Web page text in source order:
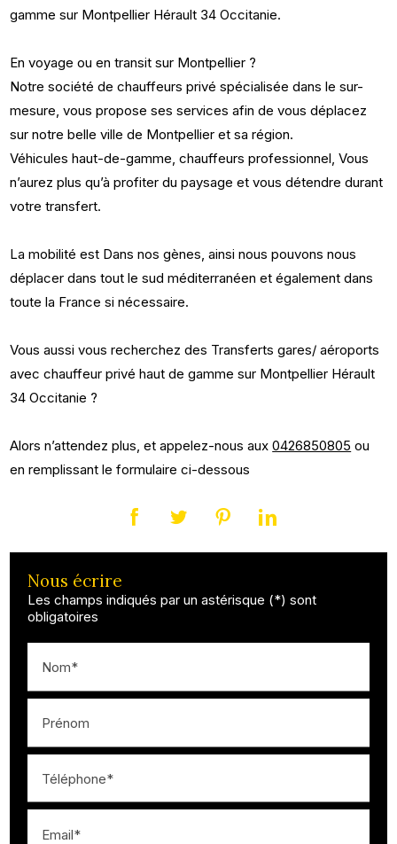
gamme sur Montpellier Hérault 34 Occitanie.
En voyage ou en transit sur Montpellier ?
Notre société de chauffeurs privé spécialisée dans le sur-
mesure, vous propose ses services afin de vous déplacez
sur notre belle ville de Montpellier et sa région.
Véhicules haut-de-gamme, chauffeurs professionnel, Vous
n’aurez plus qu’à profiter du paysage et vous détendre durant
votre transfert.
La mobilité est Dans nos gènes, ainsi nous pouvons nous
déplacer dans tout le sud méditerranéen et également dans
toute la France si nécessaire.
Vous aussi vous recherchez des Transferts gares/ aéroports
avec chauffeur privé haut de gamme sur Montpellier Hérault
34 Occitanie ?
Alors n’attendez plus, et appelez-nous aux0426850805 ou
en remplissant le formulaire ci-dessous
Nous écrire
Les champs indiqués par un astérisque (*) sont
obligatoires
Nom*
Prénom
Téléphone*
Email*